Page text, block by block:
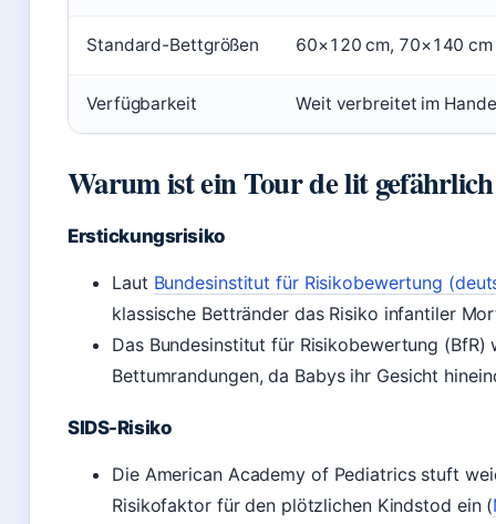
Standard-Bettgrößen 60×120 cm, 70×140 cm
Verfügbarkeit Weit verbreitet im
Warum ist ein Tour de lit
Erstickungsrisiko
Laut Bundesinstitut für Risikobewertung
klassische Bettränder das Risiko infantiler
Das Bundesinstitut für Risikobewertung (BfR)
Bettumrandungen, da Babys ihr Gesicht
SIDS-Risiko
Die American Academy of Pediatrics stuft
Risikofaktor für den plötzlichen Kindstod ein (